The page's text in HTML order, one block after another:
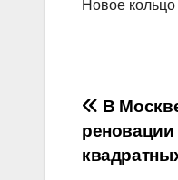
Новое
по
В